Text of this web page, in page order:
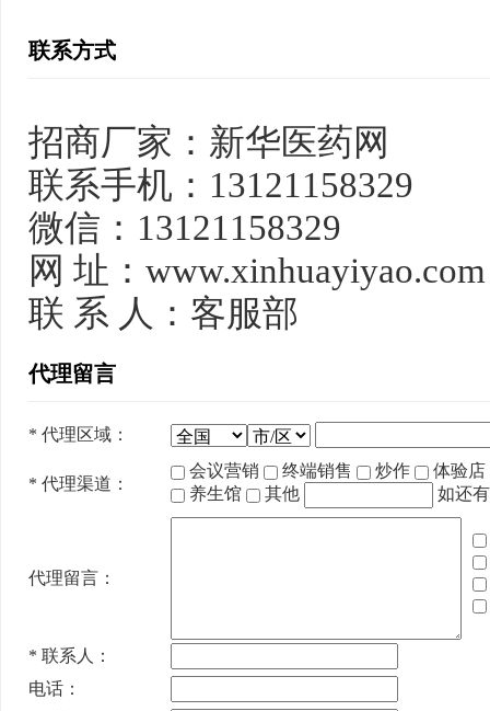
联系方式
招商厂家：新华医药网
联系手机：13121158329
微信：13121158329
网 址：www.xinhuayiyao.com
联 系 人：客服部
代理留言
* 代理区域：
* 代理渠道：
会议营销 终端销售 炒作
体验店
养生馆
其他 如还
代理留言：
* 联系人：
电话：